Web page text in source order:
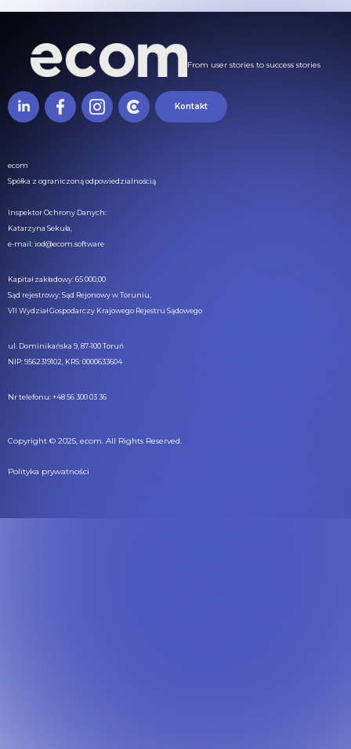
From user stories to success stories
Kontakt
ecom
Spółka z ograniczoną odpowiedzialnością
Inspektor Ochrony Danych:
Katarzyna Sekuła,
e-mail: iod@ecom.software
Kapitał zakładowy: 65 000,00
Sąd rejestrowy: Sąd Rejonowy w Toruniu,
VII Wydział Gospodarczy Krajowego Rejestru Sądowego
ul. Dominikańska 9, 87-100 Toruń
NIP: 9562319102, KRS: 0000633604
Nr telefonu: +48 56 300 03 36
Copyright © 2025, ecom. All Rights Reserved.
Polityka prywatności